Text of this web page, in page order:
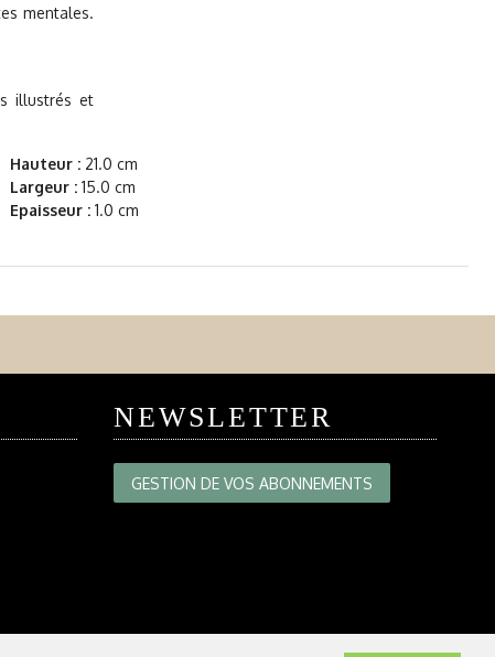
mentales.
illustrés et
Hauteur : 21.0 cm
Largeur : 15.0 cm
Epaisseur : 1.0 cm
NEWSLETTER
GESTION DE VOS ABONNEMENTS